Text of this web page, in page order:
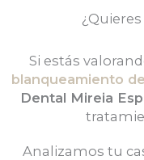
Si estás
blanqueamiento
Dental Mireia
Analizamos tu